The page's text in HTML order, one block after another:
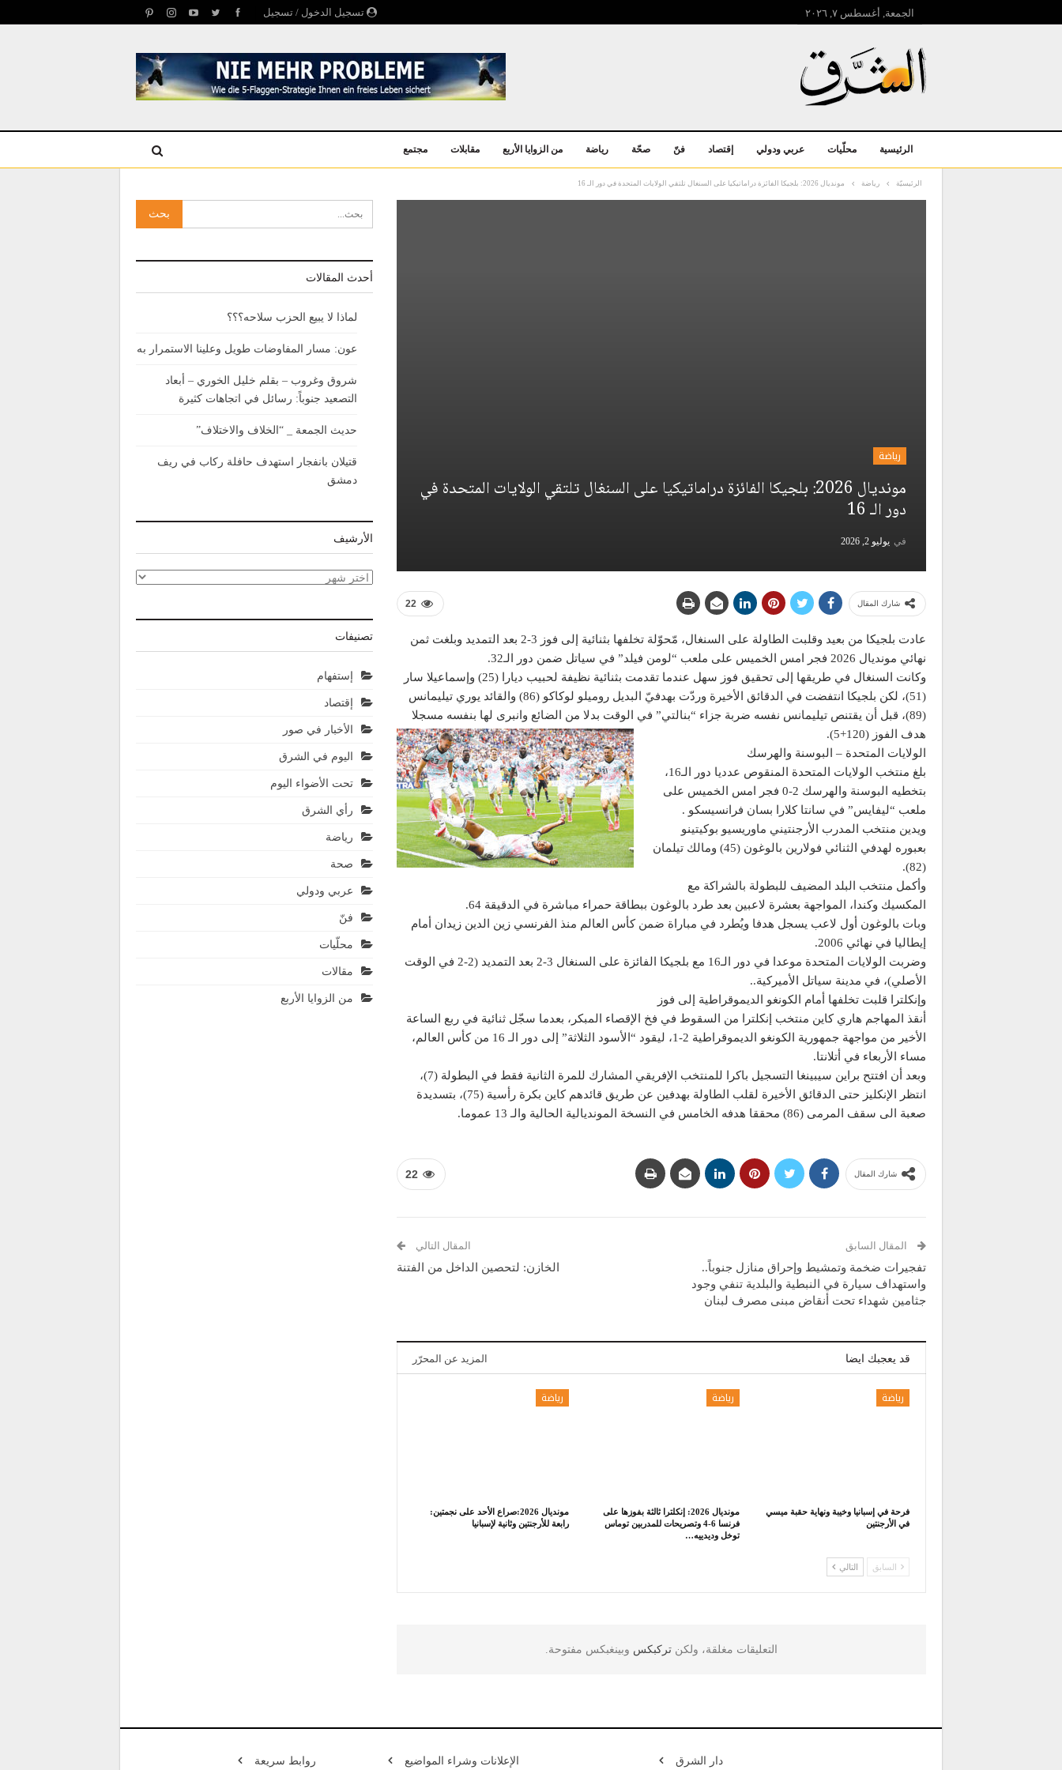
تسجيل الدخول / تسجيل الجمعة, أغسطس ۷, ۲۰۲٦
الرئيسية محلّيات عربي ودولي إقتصاد فنّ صحّة رياضة من الزوايا الأربع مقابلات مجتمع
الرئيسيّة رياضة مونديال 2026: بلجيكا الفائزة دراماتيكيا على السنغال تلتقي الولايات المتحدة في دور الـ 16
رياضة
مونديال 2026: بلجيكا الفائزة دراماتيكيا على السنغال تلتقي الولايات المتحدة في
دور الـ 16
في يوليو 2, 2026
22 شارك المقال
عادت بلجيكا من بعيد وقلبت الطاولة على السنغال، مّحوّلة تخلفها بثنائية إلى فوز 3-2 بعد التمديد وبلغت ثمن
نهائي مونديال 2026 فجر امس الخميس على ملعب “لومن فيلد” في سياتل ضمن دور الـ32.
وكانت السنغال في طريقها إلى تحقيق فوز سهل عندما تقدمت بثنائية نظيفة لحبيب ديارا (25) وإسماعيلا سار
(51)، لكن بلجيكا انتفضت في الدقائق الأخيرة وردّت بهدفيّ البديل روميلو لوكاكو (86) والقائد يوري تيليمانس
(89)، قبل أن يقتنص تيليمانس نفسه ضربة جزاء “بنالتي” في الوقت بدلا من الضائع وانبرى لها بنفسه مسجلا
هدف الفوز (120+5).
الولايات المتحدة – البوسنة والهرسك
بلغ منتخب الولايات المتحدة المنقوص عدديا دور الـ16،
بتخطيه البوسنة والهرسك 2-0 فجر امس الخميس على
ملعب “ليفايس” في سانتا كلارا بسان فرانسيسكو .
ويدين منتخب المدرب الأرجنتيني ماوريسيو بوكيتينو
بعبوره لهدفي الثنائي فولارين بالوغون (45) ومالك تيلمان
(82).
وأكمل منتخب البلد المضيف للبطولة بالشراكة مع
المكسيك وكندا، المواجهة بعشرة لاعبين بعد طرد بالوغون ببطاقة حمراء مباشرة في الدقيقة 64.
وبات بالوغون أول لاعب يسجل هدفا ويُطرد في مباراة ضمن كأس العالم منذ الفرنسي زين الدين زيدان أمام
إيطاليا في نهائي 2006.
وضربت الولايات المتحدة موعدا في دور الـ16 مع بلجيكا الفائزة على السنغال 3-2 بعد التمديد (2-2 في الوقت
الأصلي)، في مدينة سياتل الأميركية..
وإنكلترا قلبت تخلفها أمام الكونغو الديموقراطية إلى فوز
أنقذ المهاجم هاري كاين منتخب إنكلترا من السقوط في فخ الإقصاء المبكر، بعدما سجّل ثنائية في ربع الساعة
الأخير من مواجهة جمهورية الكونغو الديموقراطية 2-1، ليقود “الأسود الثلاثة” إلى دور الـ 16 من كأس العالم،
مساء الأربعاء في أتلانتا.
وبعد أن افتتح براين سيبينغا التسجيل باكرا للمنتخب الإفريقي المشارك للمرة الثانية فقط في البطولة (7)،
انتظر الإنكليز حتى الدقائق الأخيرة لقلب الطاولة بهدفين عن طريق قائدهم كاين بكرة رأسية (75)، بتسديدة
صعبة الى سقف المرمى (86) محققا هدفه الخامس في النسخة المونديالية الحالية والـ 13 عموما.
22 شارك المقال
المقال السابق
تفجيرات ضخمة وتمشيط وإحراق منازل جنوباً..
واستهداف سيارة في النبطية والبلدية تنفي وجود
جثامين شهداء تحت أنقاض مبنى مصرف لبنان
المقال التالي
الخازن: لتحصين الداخل من الفتنة
قد يعجبك ايضا المزيد عن المحرّر
رياضة
فرحة في إسبانيا وخيبة ونهاية حقبة ميسي
في الأرجنتين
رياضة
مونديال 2026: إنكلترا ثالثة بفوزها على
فرنسا 6-4 وتصريحات للمدربين توماس
توخل وديدييه…
رياضة
مونديال 2026:صراع الأحد على نجمتين:
رابعة للأرجنتين وثانية لإسبانيا
السابق التالي
التعليقات مغلقة، ولكنتركبكس وبينغبكس مفتوحة.
أحدث المقالات
لماذا لا يبيع الحزب سلاحه؟؟؟
عون: مسار المفاوضات طويل وعلينا الاستمرار به
شروق وغروب – بقلم خليل الخوري – أبعاد
التصعيد جنوباً: رسائل في اتجاهات كثيرة
حديث الجمعة _ “الخلاف والاختلاف”
قتيلان بانفجار استهدف حافلة ركاب في ريف
دمشق
الأرشيف
الأرشيف
تصنيفات
إستفهام
إقتصاد
الأخبار في صور
اليوم في الشرق
تحت الأضواء اليوم
رأي الشرق
رياضة
صحة
عربي ودولي
فنّ
محلّيات
مقالات
من الزوايا الأربع
دار الشرق الإعلانات وشراء المواضيع روابط سريعة